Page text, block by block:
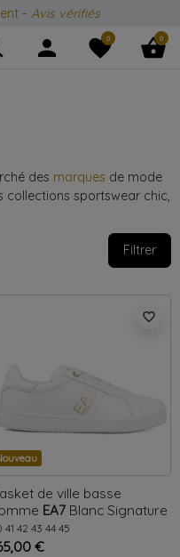
toute l'année
person favorite
0 shopping_basket
0
des marques de mode
sportswear chic,
Filtrer
favorite_border
de ville basse
EA7 Blanc Signature
41 42 43 44 45
€